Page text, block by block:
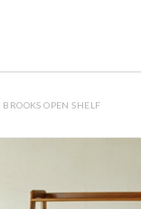
BROOKS OPEN SHELF